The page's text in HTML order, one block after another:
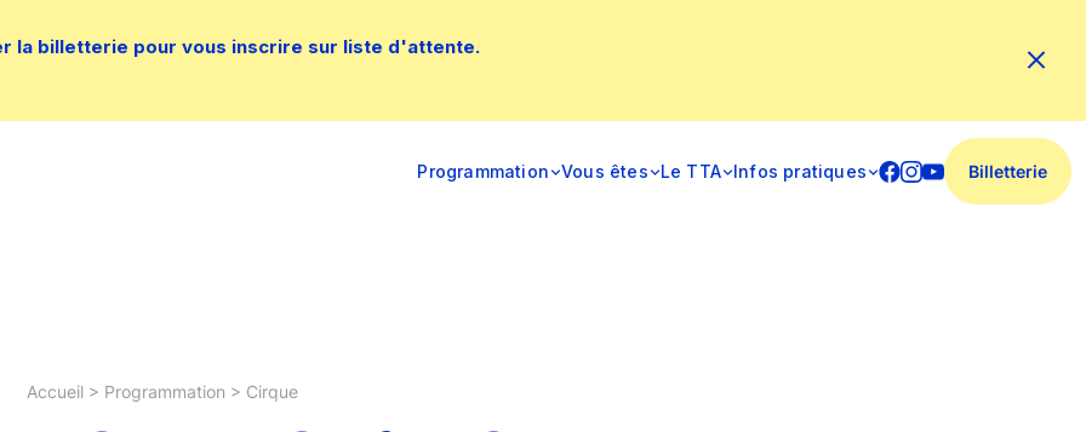
la billetterie pour vous inscrire sur liste d'attente.
Programmation Vous êtes Le TTA Infos pratiques Billetterie
Accueil > Programmation > Cirque